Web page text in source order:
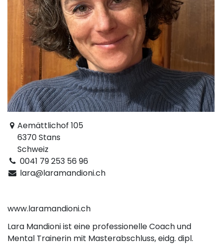
Aemättlichof 105
6370 Stans
Schweiz
0041 79 253 56 96
lara@laramandioni.ch
www.laramandioni.ch
Lara Mandioni ist eine professionelle Coach und
Mental Trainerin mit Masterabschluss, eidg. dipl.